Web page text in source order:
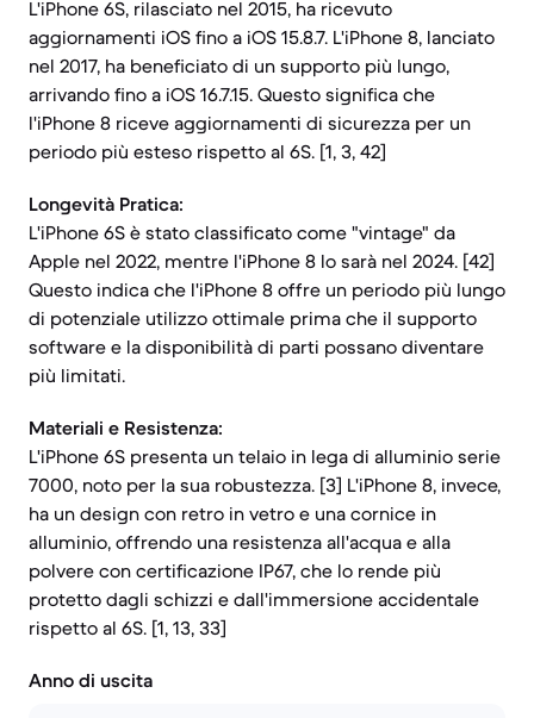
L'iPhone 6S, rilasciato nel 2015, ha ricevuto
aggiornamenti iOS fino a iOS 15.8.7. L'iPhone 8, lanciato
nel 2017, ha beneficiato di un supporto più lungo,
arrivando fino a iOS 16.7.15. Questo significa che
l'iPhone 8 riceve aggiornamenti di sicurezza per un
periodo più esteso rispetto al 6S. [1, 3, 42]
Longevità Pratica:
L'iPhone 6S è stato classificato come "vintage" da
Apple nel 2022, mentre l'iPhone 8 lo sarà nel 2024. [42]
Questo indica che l'iPhone 8 offre un periodo più lungo
di potenziale utilizzo ottimale prima che il supporto
software e la disponibilità di parti possano diventare
più limitati.
Materiali e Resistenza:
L'iPhone 6S presenta un telaio in lega di alluminio serie
7000, noto per la sua robustezza. [3] L'iPhone 8, invece,
ha un design con retro in vetro e una cornice in
alluminio, offrendo una resistenza all'acqua e alla
polvere con certificazione IP67, che lo rende più
protetto dagli schizzi e dall'immersione accidentale
rispetto al 6S. [1, 13, 33]
Anno di uscita